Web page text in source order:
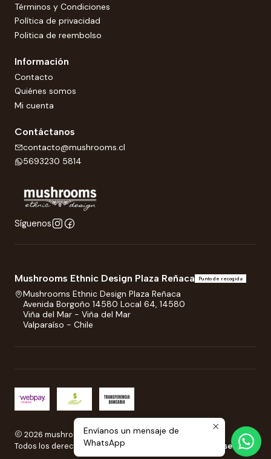
Términos y Condiciones
Política de privacidad
Politica de reembolso
Información
Contacto
Quiénes somos
Mi cuenta
Contáctanos
contacto@mushrooms.cl
5693230 5814
Síguenos
Mushrooms Ethnic Design Plaza Reñaca Punto de recogida
Mushrooms Ethnic Design Plaza Reñaca
Avenida Borgoño 14580 Local 64, 14580
Viña del Mar - Viña del Mar
Valparaíso - Chile
2026 mushrooms.
Todos los derechos reservados.
Desarrollado por Jumpseller.
Envíanos un mensaje de
WhatsApp